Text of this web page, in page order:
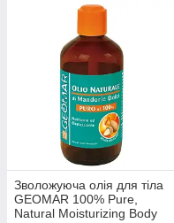
Зволожуюча олія для тіла
GEOMAR 100% Pure,
Natural Moisturizing Body